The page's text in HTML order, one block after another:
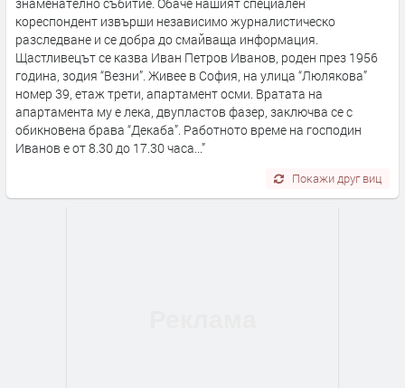
кореспондент извърши независимо журналистическо
разследване и се добра до смайваща информация.
Щастливецът се казва Иван Петров Иванов, роден през 1956
година, зодия “Везни”. Живее в София, на улица “Люлякова”
номер 39, етаж трети, апартамент осми. Вратата на
апартамента му е лека, двупластов фазер, заключва се с
обикновена брава “Декаба”. Работното време на господин
Иванов е от 8.30 до 17.30 часа...”
Покажи друг виц